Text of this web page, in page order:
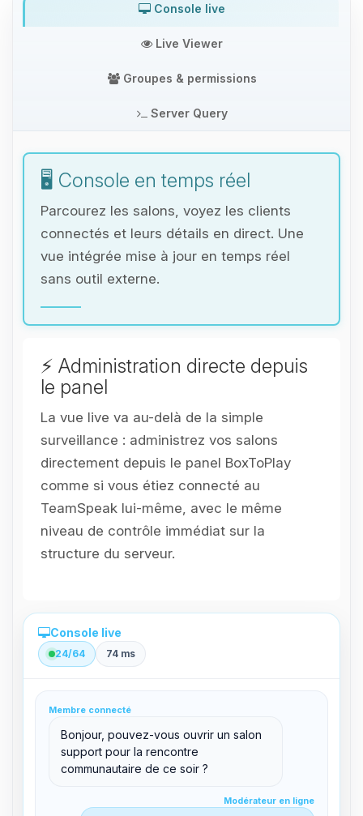
Console live
Live Viewer
Groupes & permissions
Server Query
🖥️ Console en temps réel
Parcourez les salons, voyez les clients
connectés et leurs détails en direct. Une
vue intégrée mise à jour en temps réel
sans outil externe.
⚡ Administration directe depuis
le panel
La vue live va au-delà de la simple
surveillance : administrez vos salons
directement depuis le panel BoxToPlay
comme si vous étiez connecté au
TeamSpeak lui-même, avec le même
niveau de contrôle immédiat sur la
structure du serveur.
Console live
24/64 74 ms
Membre connecté
Bonjour, pouvez-vous ouvrir un salon
support pour la rencontre
communautaire de ce soir ?
Modérateur en ligne
clid 42
Modérateur en ligne
support@boxtoplay.com